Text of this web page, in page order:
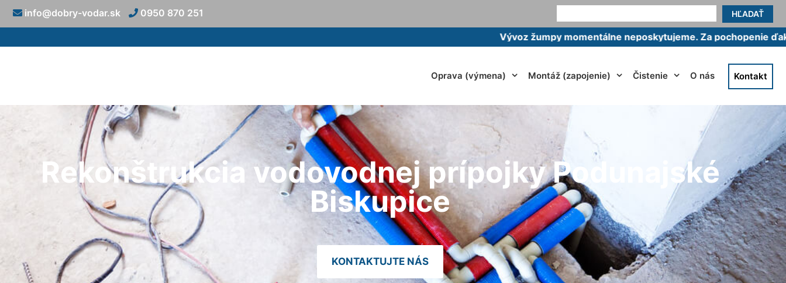
HĽADAŤ
info@dobry-vodar.sk 0950 870 251
Vývoz žumpy momentálne neposkytujeme. Za pochopenie ďakujeme.
Oprava (výmena) Montáž (zapojenie) Čistenie O nás Kontakt
Rekonštrukcia vodovodnej prípojky Podunajské
Biskupice
KONTAKTUJTE NÁS